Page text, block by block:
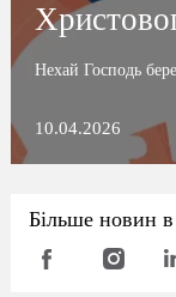
Нехай Господь
10.04.2026
Більше новин